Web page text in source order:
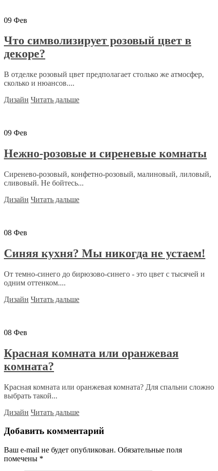
09 Фев
Что символизирует розовый цвет в
декоре?
В отделке розовый цвет предполагает столько же атмосфер,
сколько и нюансов....
Дизайн Читать дальше
09 Фев
Нежно-розовые и сиреневые комнаты
Сиренево-розовый, конфетно-розовый, малиновый, лиловый,
сливовый. Не бойтесь...
Дизайн Читать дальше
08 Фев
Синяя кухня? Мы никогда не устаем!
От темно-синего до бирюзово-синего - это цвет с тысячей и
одним оттенком....
Дизайн Читать дальше
08 Фев
Красная комната или оранжевая
комната?
Красная комната или оранжевая комната? Для спальни сложно
выбрать такой...
Дизайн Читать дальше
Добавить комментарий
Ваш e-mail не будет опубликован. Обязательные поля
помечены *